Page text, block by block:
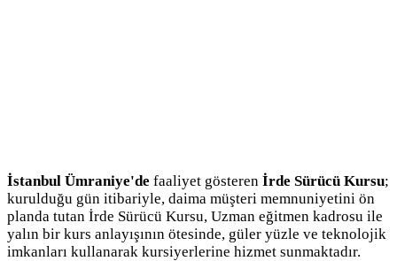
İstanbul Ümraniye'de faaliyet gösteren İrde Sürücü Kursu;
kurulduğu gün itibariyle, daima müşteri memnuniyetini ön
planda tutan İrde Sürücü Kursu, Uzman eğitmen kadrosu ile
yalın bir kurs anlayışının ötesinde, güler yüzle ve teknolojik
imkanları kullanarak kursiyerlerine hizmet sunmaktadır.